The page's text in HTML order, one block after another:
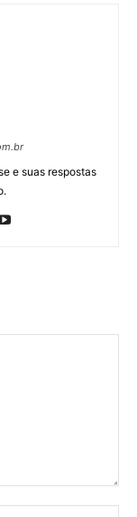
e suas respostas